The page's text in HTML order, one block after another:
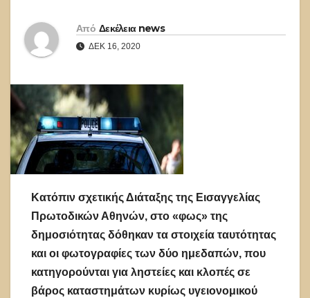
Από Δεκέλεια news
ΔΕΚ 16, 2020
Κατόπιν σχετικής Διάταξης της Εισαγγελίας
Πρωτοδικών Αθηνών, στο «φως» της
δημοσιότητας δόθηκαν τα στοιχεία ταυτότητας
και οι φωτογραφίες των δύο ημεδαπών, που
κατηγορούνται για ληστείες και κλοπές σε
βάρος καταστημάτων κυρίως υγειονομικού